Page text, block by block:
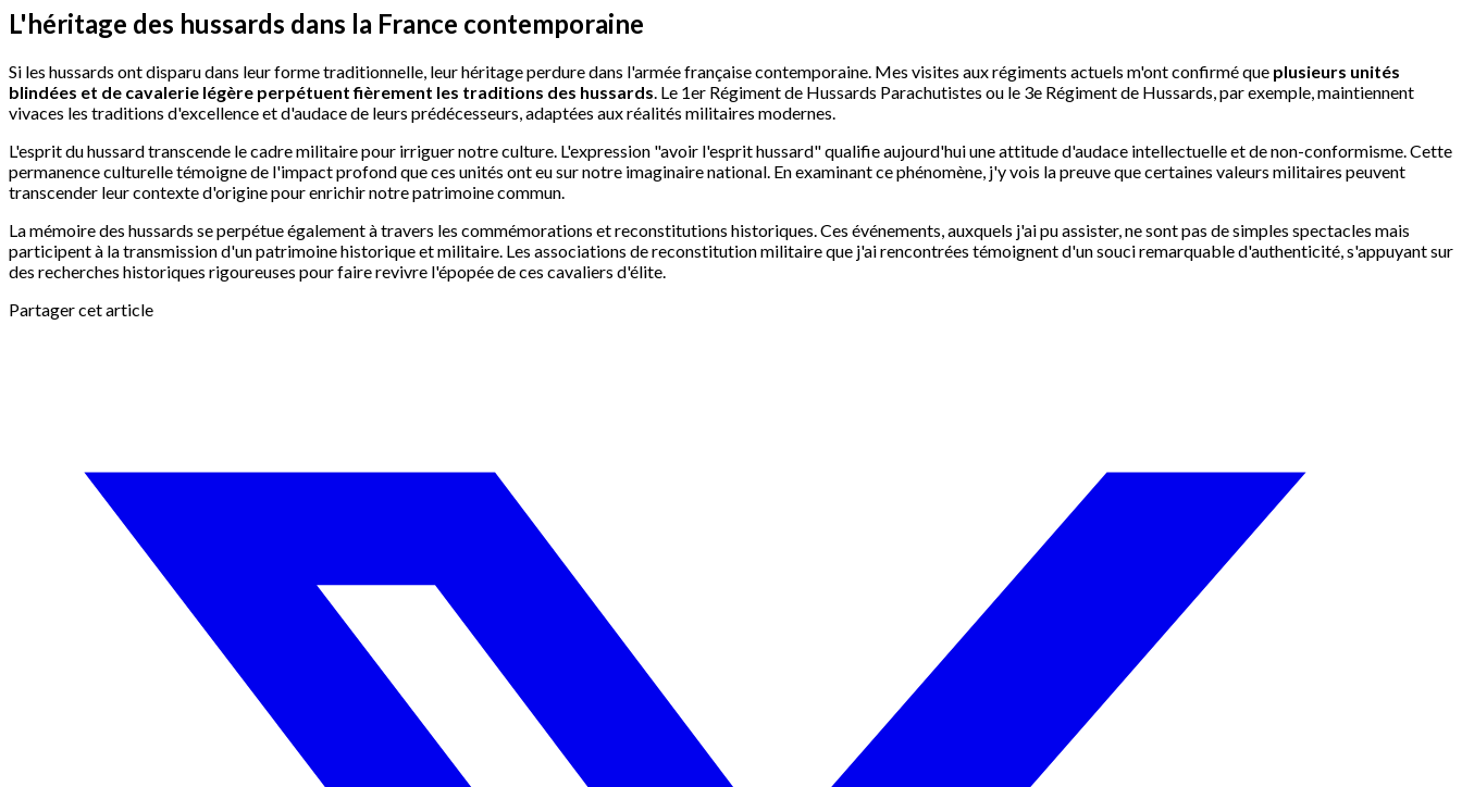
L'héritage des hussards dans la France contemporaine
Si les hussards ont disparu dans leur forme traditionnelle, leur héritage perdure dans l'armée française contemporaine. Mes visites aux régiments actuels m'ont confirmé que plusieurs unités
blindées et de cavalerie légère perpétuent fièrement les traditions des hussards. Le 1er Régiment de Hussards Parachutistes ou le 3e Régiment de Hussards, par exemple, maintiennent
vivaces les traditions d'excellence et d'audace de leurs prédécesseurs, adaptées aux réalités militaires modernes.
L'esprit du hussard transcende le cadre militaire pour irriguer notre culture. L'expression "avoir l'esprit hussard" qualifie aujourd'hui une attitude d'audace intellectuelle et de non-conformisme. Cette
permanence culturelle témoigne de l'impact profond que ces unités ont eu sur notre imaginaire national. En examinant ce phénomène, j'y vois la preuve que certaines valeurs militaires peuvent
transcender leur contexte d'origine pour enrichir notre patrimoine commun.
La mémoire des hussards se perpétue également à travers les commémorations et reconstitutions historiques. Ces événements, auxquels j'ai pu assister, ne sont pas de simples spectacles mais
participent à la transmission d'un patrimoine historique et militaire. Les associations de reconstitution militaire que j'ai rencontrées témoignent d'un souci remarquable d'authenticité, s'appuyant sur
des recherches historiques rigoureuses pour faire revivre l'épopée de ces cavaliers d'élite.
Partager cet article